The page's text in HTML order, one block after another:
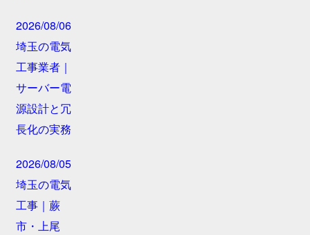
2026/08/06
埼玉の電気
工事業者｜
サーバー電
源設計と冗
長化の実務
2026/08/05
埼玉の電気
工事｜蕨
市・上尾